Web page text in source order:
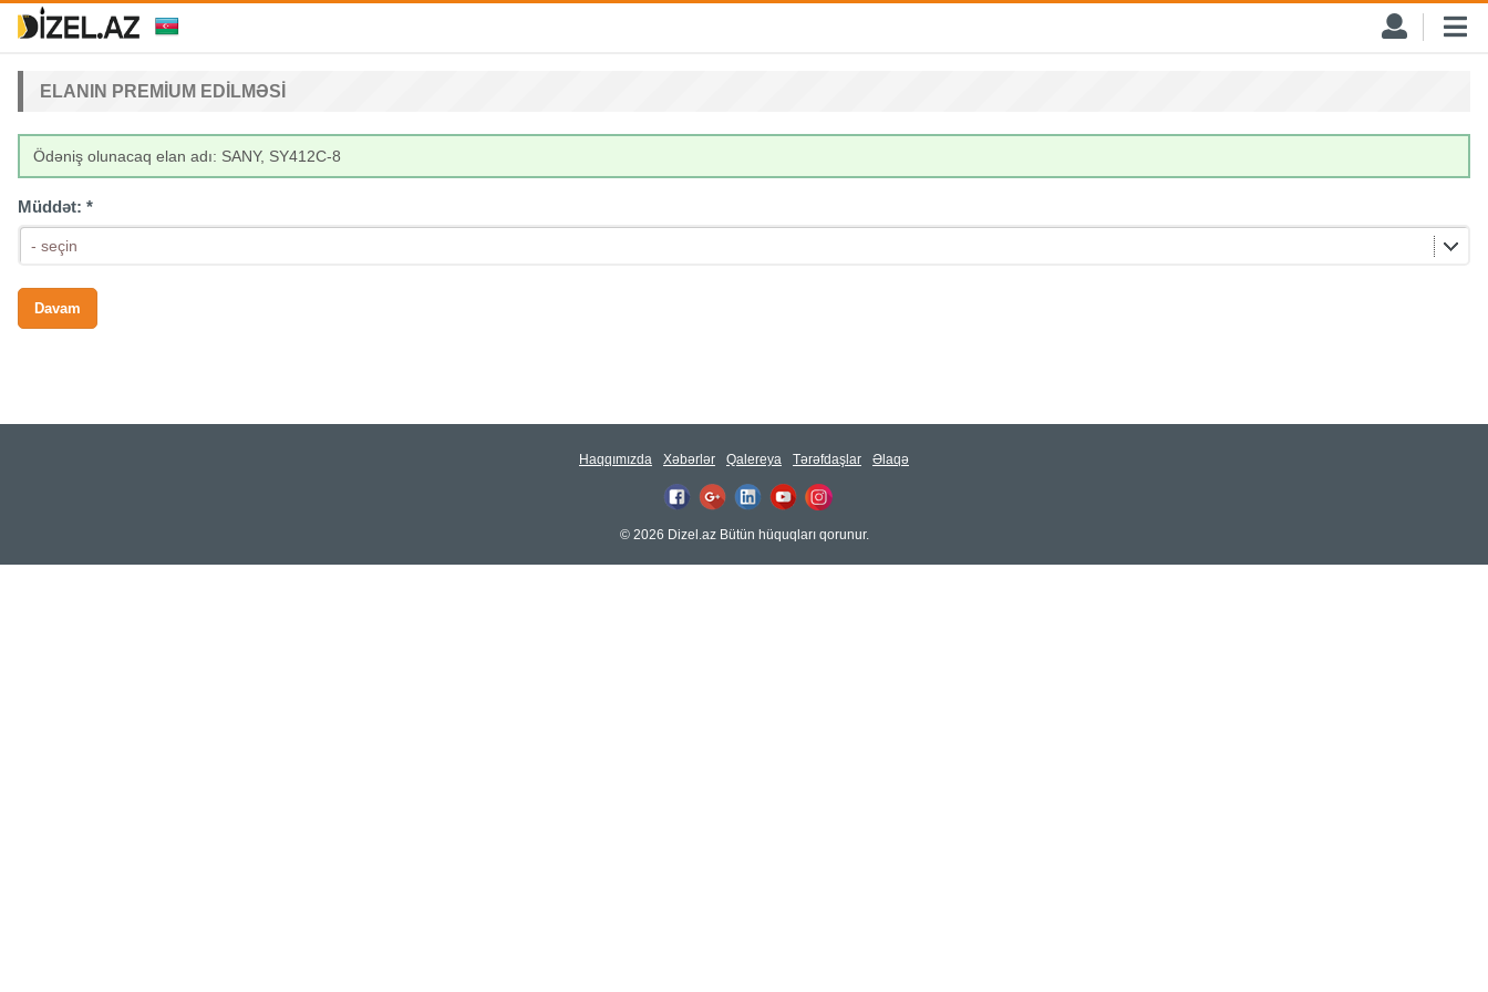
ELANIN PREMIUM EDILMƏSI
Ödəniş olunacaq elan adı: SANY, SY412C-8
Müddət: *
- seçin
Haqqımızda Xəbərlər Qalereya Tərəfdaşlar Əlaqə
© 2026 Dizel.az Bütün hüquqları qorunur.